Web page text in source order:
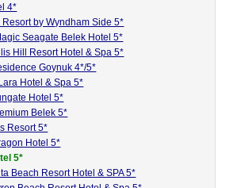
4*
Resort by Wyndham Side 5*
Seagate Belek Hotel 5*
Hill Resort Hotel & Spa 5*
Goynuk 4*/5*
Hotel & Spa 5*
Hotel 5*
Belek 5*
Resort 5*
Hotel 5*
5*
Beach Resort Hotel & SPA 5*